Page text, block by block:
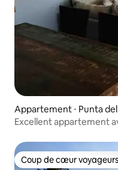
Appartement ⋅ Punta del
Excellent appartement
Coup de cœur voyageurs
Coup de cœur voyageurs